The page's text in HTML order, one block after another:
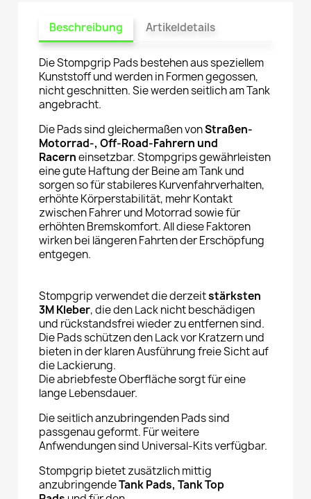
Beschreibung Artikeldetails
Die Stompgrip Pads bestehen aus speziellem
Kunststoff und werden in Formen gegossen,
nicht geschnitten. Sie werden seitlich am Tank
angebracht.
Die Pads sind gleichermaßen vonStraßen-
Motorrad-, Off-Road-Fahrern und
Racerneinsetzbar. Stompgrips gewährleisten
eine gute Haftung der Beine am Tank und
sorgen so für stabileres Kurvenfahrverhalten,
erhöhte Körperstabilität, mehr Kontakt
zwischen Fahrer und Motorrad sowie für
erhöhten Bremskomfort. All diese Faktoren
wirken bei längeren Fahrten der Erschöpfung
entgegen.
Stompgrip verwendet die derzeitstärksten
3M Kleber, die den Lack nicht beschädigen
und rückstandsfrei wieder zu entfernen sind.
Die Pads schützen den Lack vor Kratzern und
bieten in der klaren Ausführung freie Sicht auf
die Lackierung.
Die abriebfeste Oberfläche sorgt für eine
lange Lebensdauer.
Die seitlich anzubringenden Pads sind
passgenau geformt. Für weitere
Anfwendungen sind Universal-Kits verfügbar.
Stompgrip bietet zusätzlich mittig
anzubringendeTank Pads, Tank Top